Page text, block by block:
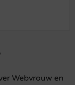
Webvrouw en